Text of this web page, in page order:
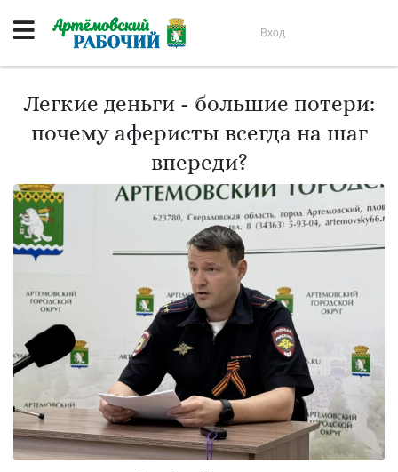
Вход
Легкие деньги - большие потери:
почему аферисты всегда на шаг
впереди?